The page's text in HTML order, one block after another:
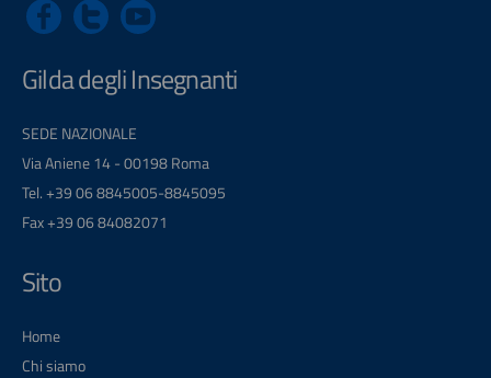
Gilda degli Insegnanti
SEDE NAZIONALE
Via Aniene 14 - 00198 Roma
Tel. +39 06 8845005-8845095
Fax +39 06 84082071
Sito
Home
Chi siamo